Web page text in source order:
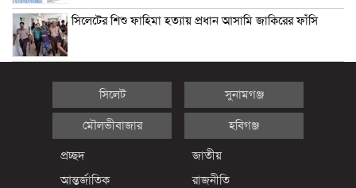
সিলেটের শিশু ফাহিমা হত্যায় প্রধান আসামি জাকিরের ফাঁসি
সিলেট সুনামগঞ্জ
মৌলভীবাজার হবিগঞ্জ
প্রচ্ছদ
জাতীয়
আন্তর্জাতিক
রাজনীতি